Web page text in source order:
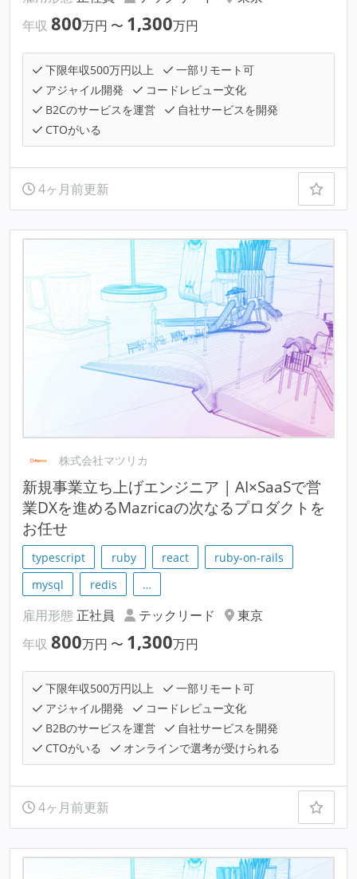
年収 800万円 〜 1,300万円
下限年収500万円以上
一部リモート可
アジャイル開発
コードレビュー文化
B2Cのサービスを運営
自社サービスを開発
CTOがいる
4ヶ月前更新
株式会社マツリカ
新規事業立ち上げエンジニア | AI×SaaSで営
業DXを進めるMazricaの次なるプロダクトを
お任せ
typescript ruby react
ruby-on-rails
mysql
redis …
雇用形態 正社員 テックリード
東京
年収 800万円 〜 1,300万円
下限年収500万円以上
一部リモート可
アジャイル開発
コードレビュー文化
B2Bのサービスを運営
自社サービスを開発
CTOがいる
オンラインで選考が受けられる
4ヶ月前更新